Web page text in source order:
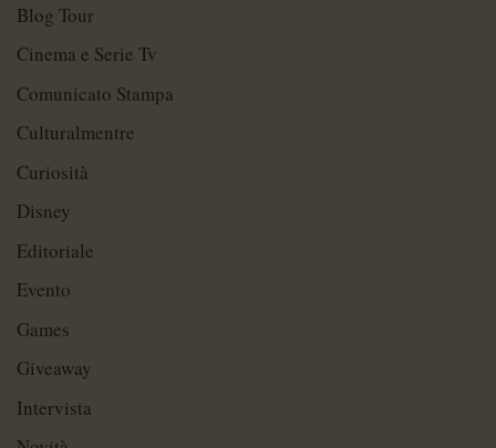
Blog Tour
Cinema e Serie Tv
Comunicato Stampa
Culturalmentre
Curiosità
Disney
Editoriale
Evento
Games
Giveaway
Intervista